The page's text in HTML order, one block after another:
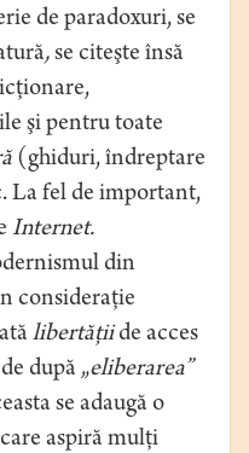
de paradoxuri, se
,se citeşte însă
şi pentru toate
(ghiduri, îndreptare
La fel de important,
Internet.
din
consideraţie
libertăţiide acces
de după „eliberarea”
se adaugă o
aspiră mulţi